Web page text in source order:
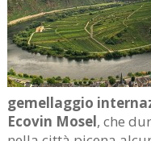
gemellaggio
Ecovin Mosel, che